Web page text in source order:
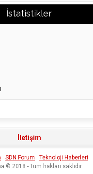
İstatistikler
İletişim
SDN Forum
Teknoloji Haberleri
© 2018 - Tüm hakları saklıdır